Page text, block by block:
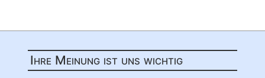
Ihre Meinung ist uns wichtig